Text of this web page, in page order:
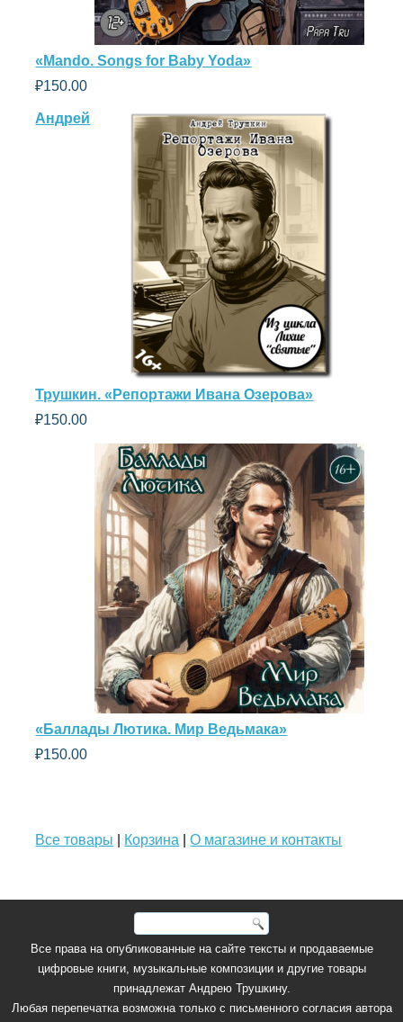
«Mando. Songs for Baby Yoda»
₽150.00
Андрей
Трушкин. «Репортажи Ивана Озерова»
₽150.00
«Баллады Лютика. Мир Ведьмака»
₽150.00
Все товары Корзина |О магазине и контакты
Все права на опубликованные на сайте тексты и продаваемые
цифровые книги, музыкальные композиции и другие товары
принадлежат Андрею Трушкину.
Любая перепечатка возможна только с письменного согласия автора